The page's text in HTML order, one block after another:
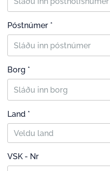
Póstnúmer *
Borg *
Land *
Veldu land
VSK - Nr